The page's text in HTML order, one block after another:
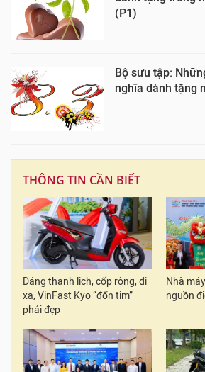
(P1)
Bộ sưu tập:
nghĩa dành tặng
THÔNG TIN CẦN BIẾT
Dáng thanh lịch, cốp rộng, đi
xa, VinFast Kyo “đốn tim”
phái đẹp
Nhà
nguồn